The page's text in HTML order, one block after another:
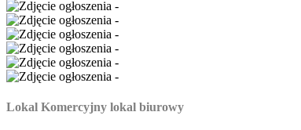
Lokal Komercyjny lokal biurowy